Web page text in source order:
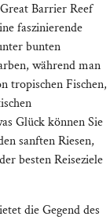
Barrier Reef
faszinierende
bunten
während man
tropischen Fischen,
Glück können Sie
sanften Riesen,
besten Reiseziele
die Gegend des